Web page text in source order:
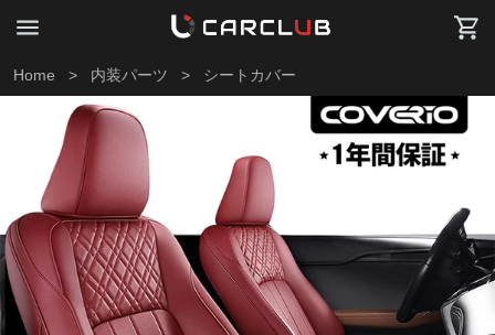
Home > 内装パーツ > シートカバー